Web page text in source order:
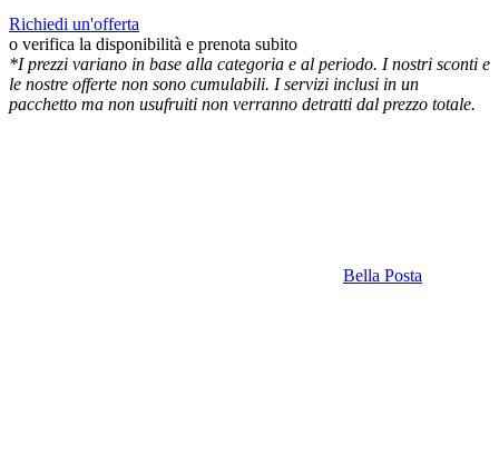
Richiedi un'offerta
o verifica la disponibilità e prenota subito
*I prezzi variano in base alla categoria e al periodo. I nostri sconti e
le nostre offerte non sono cumulabili. I servizi inclusi in un
pacchetto ma non usufruiti non verranno detratti dal prezzo totale.
Bella Posta